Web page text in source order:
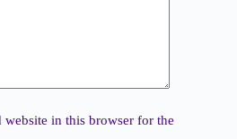
website in this browser for the